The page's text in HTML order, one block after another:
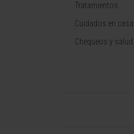
Tratamientos
Cuidados en casa
Chequeos y salud